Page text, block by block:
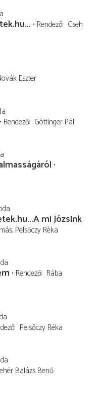
Rendező Cseh
Eszter
Rendező Göttinger Pál
mi Józsink
Pelsőczy Réka
Rendező Rába
Pelsőczy Réka
Balázs Benő